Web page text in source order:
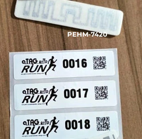
PEHM-7420